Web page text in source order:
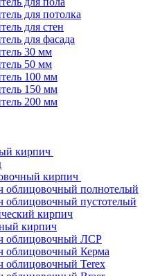
для потолка
для стен
для фасада
30 мм
50 мм
100 мм
150 мм
200 мм
кирпич
кирпич
облицовочный полнотелый
облицовочный пустотелый
кирпич
кирпич
облицовочный ЛСР
облицовочный Керма
облицовочный Terex